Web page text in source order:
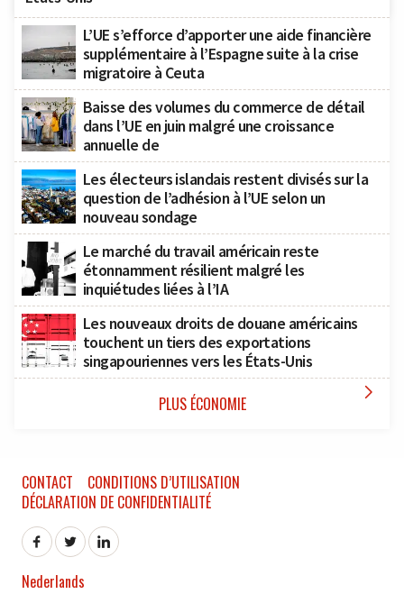
L’UE s’efforce d’apporter une aide financière
supplémentaire à l’Espagne suite à la crise
migratoire à Ceuta
Baisse des volumes du commerce de détail
dans l’UE en juin malgré une croissance
annuelle de
Les électeurs islandais restent divisés sur la
question de l’adhésion à l’UE selon un
nouveau sondage
Le marché du travail américain reste
étonnamment résilient malgré les
inquiétudes liées à l’IA
Les nouveaux droits de douane américains
touchent un tiers des exportations
singapouriennes vers les États-Unis
PLUS ÉCONOMIE 
CONTACT
CONDITIONS D’UTILISATION
DÉCLARATION DE CONFIDENTIALITÉ
Nederlands